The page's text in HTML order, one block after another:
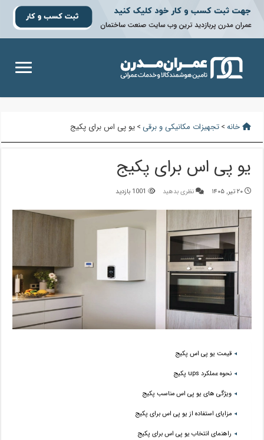
خانه> تجهیزات مکانیکی و برقی> یو پی اس برای پکیج
یو پی اس برای پکیج
۲۰ تیر, ۱۴۰۵ نظری بدهید 1001 بازدید
قیمت یو پی اس پکیج
نحوه عملکرد ups پکیج
ویژگی های یو پی اس مناسب پکیج
مزایای استفاده از یو پی اس برای پکیج
راهنمای انتخاب یو پی اس برای پکیج